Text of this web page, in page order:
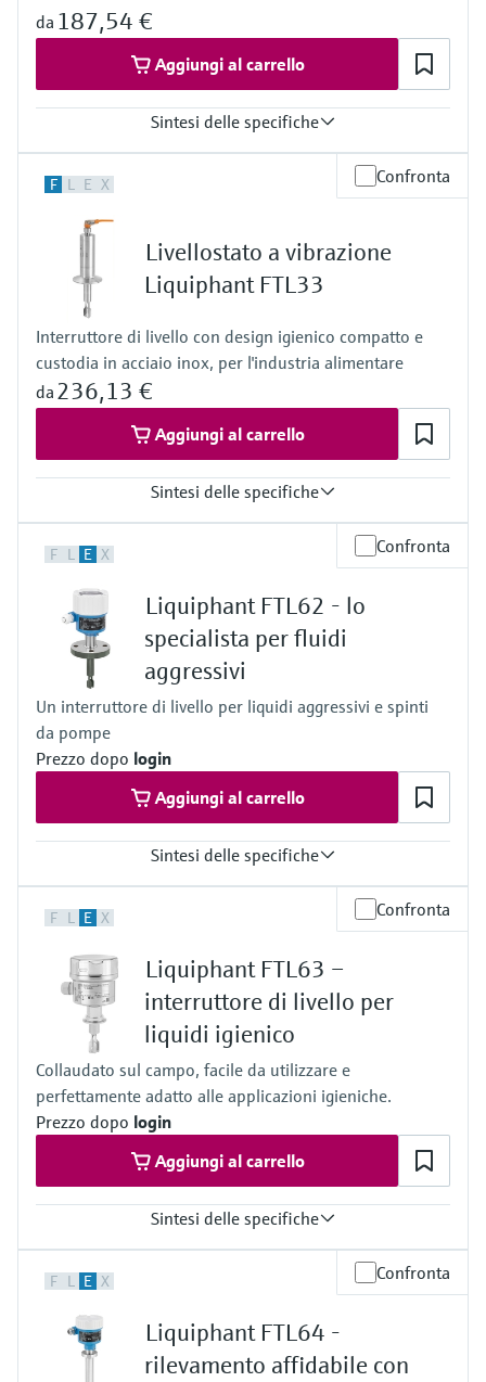
da 187,54 €
Aggiungi al carrello
Sintesi delle specifiche
-40 … 150 °C
Pressione di processo / limite massimo di sovrapressione
Vuoto … 40 bar
(Vuoto … 580 psi)
Densità minima del prodotto
> 0,7 g/cm³
(> 0,5 g/cm³ opzionale)
F L E X Confronta
Livellostato a vibrazione
Liquiphant FTL33
Interruttore di livello con design igienico compatto e
custodia in acciaio inox, per l'industria alimentare
da 236,13 €
Aggiungi al carrello
Sintesi delle specifiche
-40 … 150 °C
Pressione di processo / limite massimo di sovrapressione
Vuoto … 40 bar
(Vuoto … 580 psi)
Densità minima del prodotto
> 0,7 g/cm³
(> 0,5 g/cm³ opzionale)
F L E X Confronta
Liquiphant FTL62 - lo
specialista per fluidi
aggressivi
Un interruttore di livello per liquidi aggressivi e spinti
da pompe
Prezzo dopo login
Aggiungi al carrello
Sintesi delle specifiche
-50 °C...+150 °C
Pressione di processo / limite massimo di sovrapressione
Vuoto...40 bar
Vuoto...580 psi
Densità minima del prodotto
0.5 g/cm³
(0.4 g/cm³ opzionale)
F L E X Confronta
Liquiphant FTL63 –
interruttore di livello per
liquidi igienico
Collaudato sul campo, facile da utilizzare e
perfettamente adatto alle applicazioni igieniche.
Prezzo dopo login
Aggiungi al carrello
Sintesi delle specifiche
-50 °C...+150 °C
Pressione di processo / limite massimo di sovrapressione
Vuoto... 64 bar
F L E X Confronta
Liquiphant FTL64 -
rilevamento affidabile con